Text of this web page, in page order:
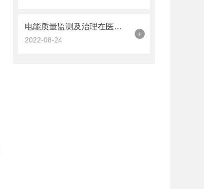
电能质量监测及治理在医院中的应用
2022-08-24
+